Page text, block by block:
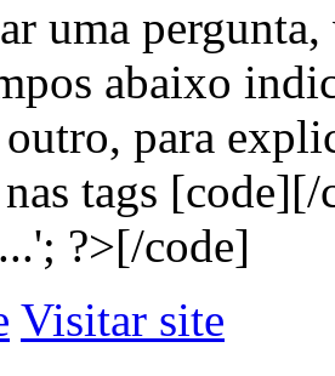
uma
abaixo
para
tags
?>[/code]
Visitar site